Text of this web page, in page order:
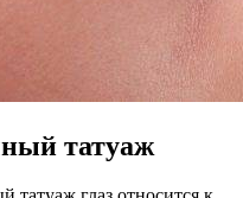
татуаж